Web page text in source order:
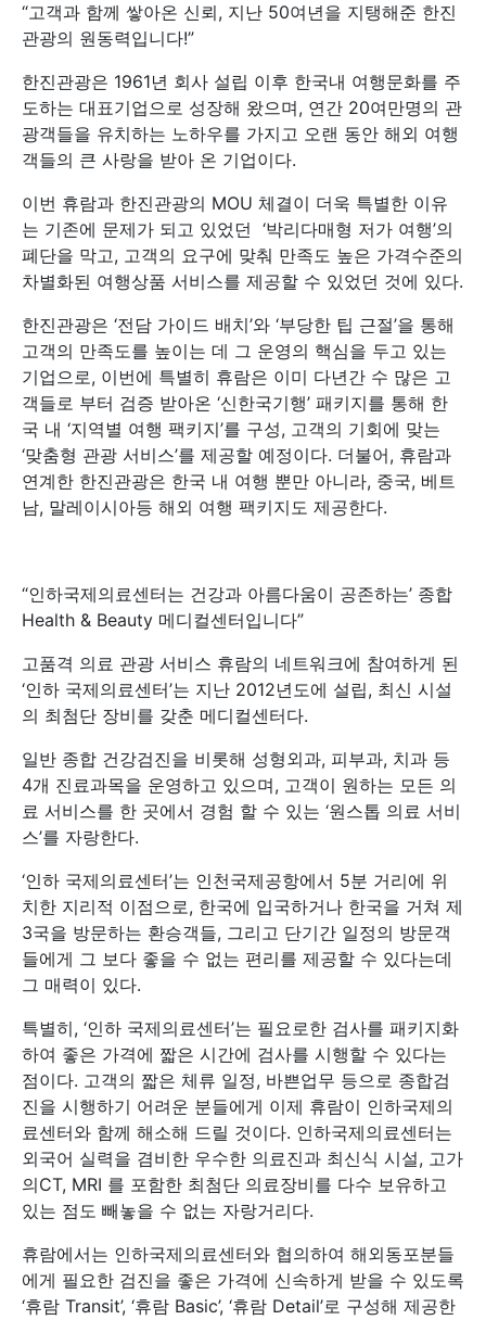
“고객과 함께 쌓아온 신뢰, 지난 50여년을 지탱해준 한진
관광의 원동력입니다!”
한진관광은 1961년 회사 설립 이후 한국내 여행문화를 주
도하는 대표기업으로 성장해 왔으며, 연간 20여만명의 관
광객들을 유치하는 노하우를 가지고 오랜 동안 해외 여행
객들의 큰 사랑을 받아 온 기업이다.
이번 휴람과 한진관광의 MOU 체결이 더욱 특별한 이유
는 기존에 문제가 되고 있었던 ‘박리다매형 저가 여행’의
폐단을 막고, 고객의 요구에 맞춰 만족도 높은 가격수준의
차별화된 여행상품 서비스를 제공할 수 있었던 것에 있다.
한진관광은 ‘전담 가이드 배치’와 ‘부당한 팁 근절’을 통해
고객의 만족도를 높이는 데 그 운영의 핵심을 두고 있는
기업으로, 이번에 특별히 휴람은 이미 다년간 수 많은 고
객들로 부터 검증 받아온 ‘신한국기행’ 패키지를 통해 한
국 내 ‘지역별 여행 팩키지’를 구성, 고객의 기회에 맞는
‘맞춤형 관광 서비스’를 제공할 예정이다. 더불어, 휴람과
연계한 한진관광은 한국 내 여행 뿐만 아니라, 중국, 베트
남, 말레이시아등 해외 여행 팩키지도 제공한다.
“인하국제의료센터는 건강과 아름다움이 공존하는’ 종합
Health & Beauty 메디컬센터입니다”
고품격 의료 관광 서비스 휴람의 네트워크에 참여하게 된
‘인하 국제의료센터’는 지난 2012년도에 설립, 최신 시설
의 최첨단 장비를 갖춘 메디컬센터다.
일반 종합 건강검진을 비롯해 성형외과, 피부과, 치과 등
4개 진료과목을 운영하고 있으며, 고객이 원하는 모든 의
료 서비스를 한 곳에서 경험 할 수 있는 ‘원스톱 의료 서비
스’를 자랑한다.
‘인하 국제의료센터’는 인천국제공항에서 5분 거리에 위
치한 지리적 이점으로, 한국에 입국하거나 한국을 거쳐 제
3국을 방문하는 환승객들, 그리고 단기간 일정의 방문객
들에게 그 보다 좋을 수 없는 편리를 제공할 수 있다는데
그 매력이 있다.
특별히, ‘인하 국제의료센터’는 필요로한 검사를 패키지화
하여 좋은 가격에 짧은 시간에 검사를 시행할 수 있다는
점이다. 고객의 짧은 체류 일정, 바쁜업무 등으로 종합검
진을 시행하기 어려운 분들에게 이제 휴람이 인하국제의
료센터와 함께 해소해 드릴 것이다. 인하국제의료센터는
외국어 실력을 겸비한 우수한 의료진과 최신식 시설, 고가
의CT, MRI 를 포함한 최첨단 의료장비를 다수 보유하고
있는 점도 빼놓을 수 없는 자랑거리다.
휴람에서는 인하국제의료센터와 협의하여 해외동포분들
에게 필요한 검진을 좋은 가격에 신속하게 받을 수 있도록
‘휴람 Transit’, ‘휴람 Basic’, ‘휴람 Detail’로 구성해 제공한